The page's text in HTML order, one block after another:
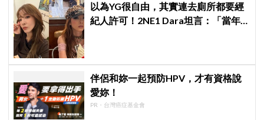
以為YG很自由，其實連去廁所都要經
紀人許可！2NE1 Dara坦言：「當年
伴侶和妳一起預防HPV，才有資格說
愛妳！
PR・台灣癌症基金會